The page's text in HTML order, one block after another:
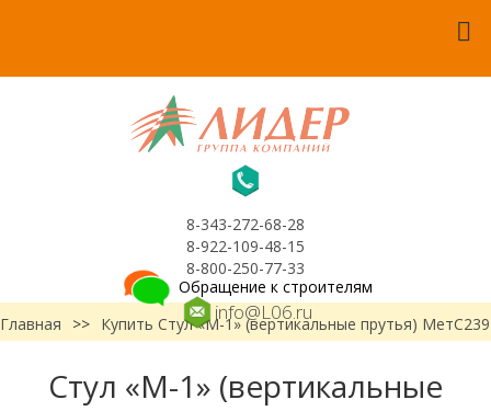
8-343-272-68-28
8-922-109-48-15
8-800-250-77-33
info@L06.ru
Обращение к строителям
Главная
>> Купить Стул «М-1» (вертикальные прутья) МетС239
Стул «М-1» (вертикальные